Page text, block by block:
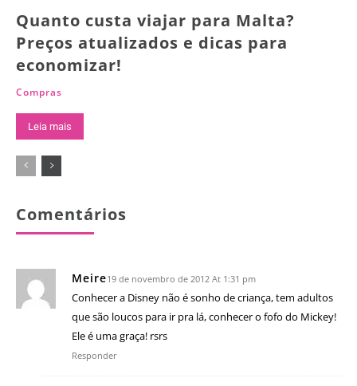
Quanto custa viajar para Malta?
Preços atualizados e dicas para
economizar!
Compras
Leia mais
Comentários
Meire19 de novembro de 2012 At 1:31 pm
Conhecer a Disney não é sonho de criança, tem adultos
que são loucos para ir pra lá, conhecer o fofo do Mickey!
Ele é uma graça! rsrs
Responder